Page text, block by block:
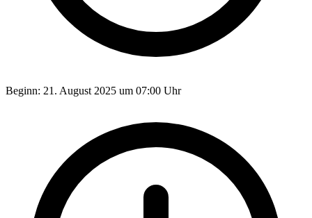
Beginn: 21. August 2025 um 07:00 Uhr